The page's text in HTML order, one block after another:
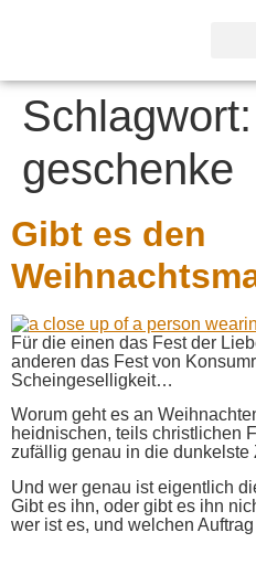
Schlagwort:
geschenke
Gibt es den
Für die einen das Fest der
anderen das Fest von
Scheingeselligkeit…
Worum geht es an
heidnischen, teils christlichen
zufällig genau in die
Und wer genau ist eigentlich
Gibt es ihn, oder gibt es ihn
wer ist es, und welchen